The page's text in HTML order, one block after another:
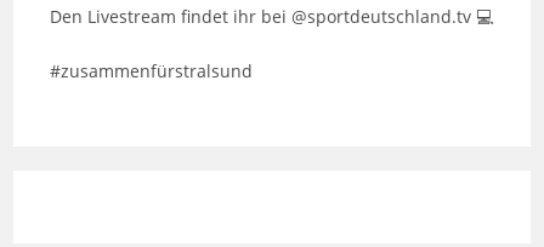
Den Livestream findet ihr bei @sportdeutschland.tv 💻
#zusammenfürstralsund